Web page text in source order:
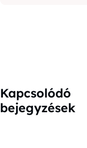
Kapcsolódó
bejegyzések